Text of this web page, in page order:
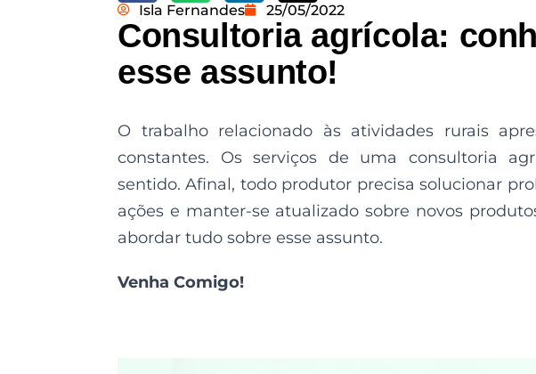
Isla Fernandes 25/05/2022
Consultoria agrícola:
esse assunto!
O trabalho relacionado às atividades rurais
constantes. Os serviços de uma consultoria
sentido. Afinal, todo produtor precisa solucionar
ações e manter-se atualizado sobre novos
abordar tudo sobre esse assunto.
Venha Comigo!